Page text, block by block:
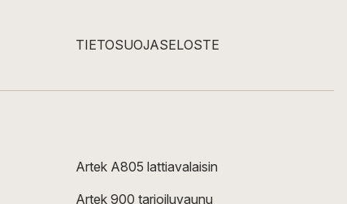
TIETOSUOJASELOSTE
Artek A805 lattiavalaisin
Artek 900 tarjoiluvaunu